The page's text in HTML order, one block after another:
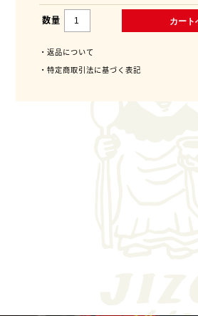
数量
・返品について
・特定商取引法に基づく表記